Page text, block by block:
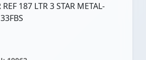
187 LTR 3 STAR METAL-